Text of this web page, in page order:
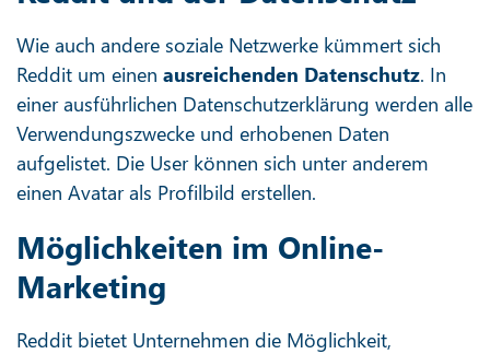
Wie auch andere soziale Netzwerke kümmert sich
Reddit um einen ausreichenden Datenschutz. In
einer ausführlichen Datenschutzerklärung werden alle
Verwendungszwecke und erhobenen Daten
aufgelistet. Die User können sich unter anderem
einen Avatar als Profilbild erstellen.
Möglichkeiten im Online-
Marketing
Reddit bietet Unternehmen die Möglichkeit,